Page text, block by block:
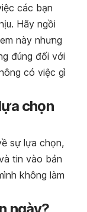
các bạn
Hãy ngồi
này nhưng
đúng đối với
có việc gì
chọn
sự lựa chọn,
tin vào bản
không làm